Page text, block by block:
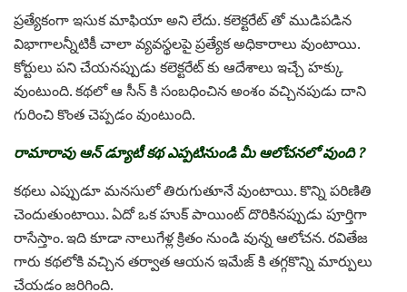
ప్రత్యేకంగా ఇసుక మాఫియా అని లేదు. కలెక్టరేట్ తో ముడిపడిన
విభాగాలన్నీటికీ చాలా వ్యవస్థలపై ప్రత్యేక అధికారాలు వుంటాయి.
కోర్టులు పని చేయనప్పుడు కలెక్టరేట్ కు ఆదేశాలు ఇచ్చే హక్కు
వుంటుంది. కథలో ఆ సీన్ కి సంబధించిన అంశం వచ్చినపుడు దాని
గురించి కొంత చెప్పడం వుంటుంది.
రామారావు ఆన్ డ్యూటీ కథ ఎప్పటినుండి మీ ఆలోచనలో వుంది ?
కథలు ఎప్పుడూ మనసులో తిరుగుతూనే వుంటాయి. కొన్ని పరిణితి
చెందుతుంటాయి. ఏదో ఒక హుక్ పాయింట్ దొరికినప్పుడు పూర్తిగా
రాసేస్తాం. ఇది కూడా నాలుగేళ్ల క్రితం నుండి వున్న ఆలోచన. రవితేజ
గారు కథలోకి వచ్చిన తర్వాత ఆయన ఇమేజ్ కి తగ్గకొన్ని మార్పులు
చేయడం జరిగింది.